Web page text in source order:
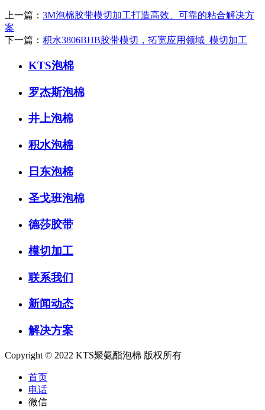
上一篇： 3M泡棉胶带模切加工打造高效、可靠的粘合解决方
案
下一篇： 积水3806BHB胶带模切，拓宽应用领域_模切加工
KTS泡棉
罗杰斯泡棉
井上泡棉
积水泡棉
日东泡棉
圣戈班泡棉
德莎胶带
模切加工
联系我们
新闻动态
解决方案
Copyright © 2022 KTS聚氨酯泡棉 版权所有
首页
电话
微信